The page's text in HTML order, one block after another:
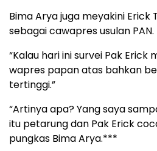
Bima Arya juga meyakini Erick
sebagai cawapres usulan PAN.
“Kalau hari ini survei Pak Erick
wapres papan atas bahkan
tertinggi.”
“Artinya apa? Yang saya
itu petarung dan Pak Erick
pungkas Bima Arya.***